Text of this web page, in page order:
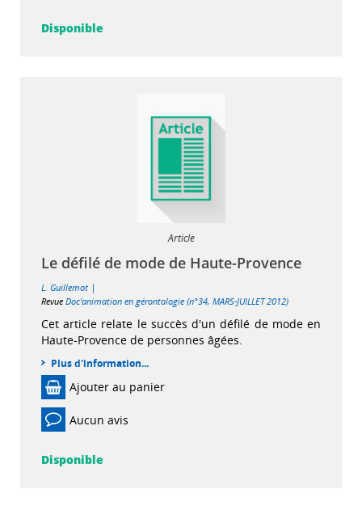
Disponible
Article
Le défilé de mode de Haute-Provence
L. Guillemot |
Revue Doc'animation en gérontologie (n°34, MARS-JUILLET 2012)
Cet article relate le succès d'un défilé de mode en
Haute-Provence de personnes âgées.
Plus d'information...
Ajouter au panier
Aucun avis
Disponible